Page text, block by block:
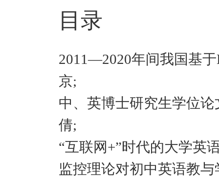
目录
2011—2020年间我国基
京;
中、英博士研究生学位
倩;
“互联网+”时代的大学
监控理论对初中英语教